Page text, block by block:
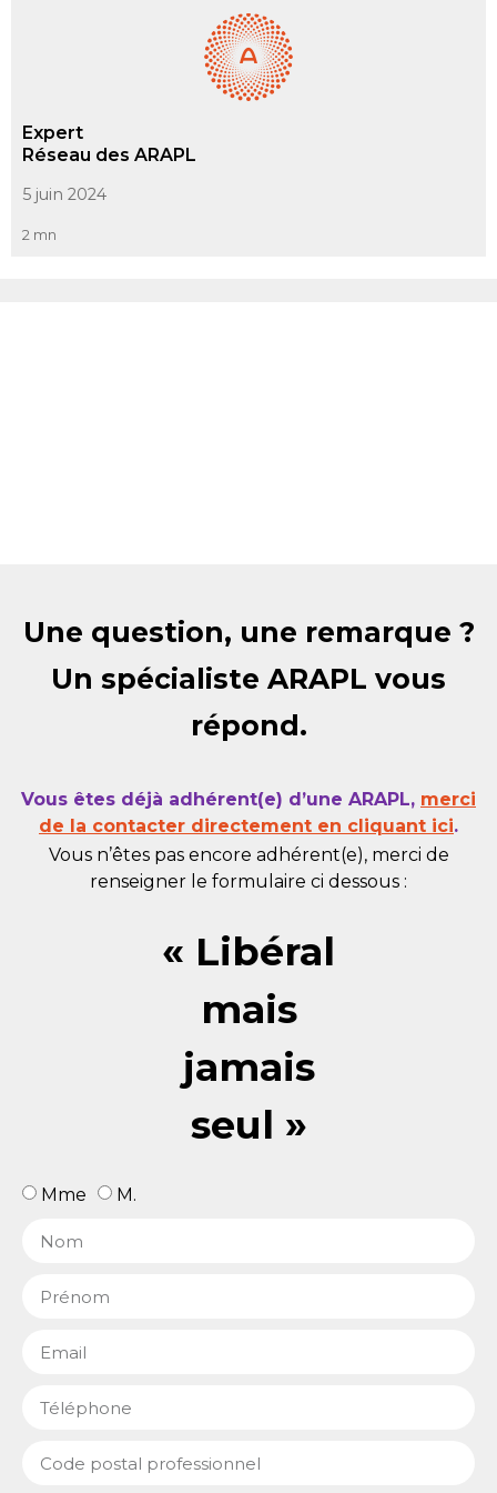
Expert
Réseau des ARAPL
5 juin 2024
2 mn
Une question, une remarque ?
Un spécialiste ARAPL vous
répond.
Vous êtes déjà adhérent(e) d’une ARAPL, merci
de la contacter directement en cliquant ici.
Vous n’êtes pas encore adhérent(e), merci de
renseigner le formulaire ci dessous :
« Libéral
mais
jamais
seul »
Mme M.